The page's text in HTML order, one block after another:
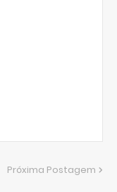
Próxima Postagem